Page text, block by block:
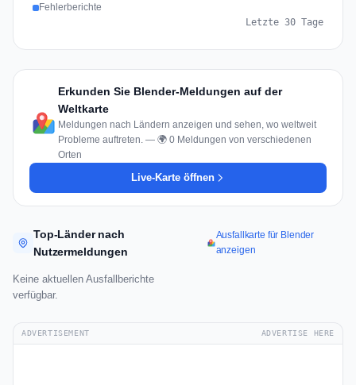
Fehlerberichte
Letzte 30 Tage
Erkunden Sie Blender-Meldungen auf der
Weltkarte
Meldungen nach Ländern anzeigen und sehen, wo weltweit
Probleme auftreten. — 🌍 0 Meldungen von verschiedenen
Orten
Live-Karte öffnen
Top-Länder nach
Nutzermeldungen
Ausfallkarte für Blender
anzeigen
Keine aktuellen Ausfallberichte
verfügbar.
ADVERTISEMENT ADVERTISE HERE